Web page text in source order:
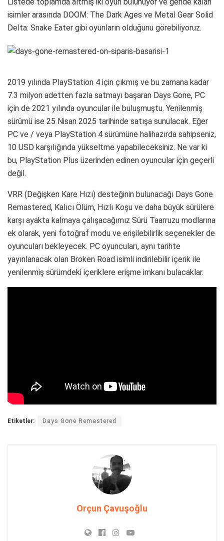
isimler arasında DOOM: The Dark Ages ve Metal Gear Solid
Delta: Snake Eater gibi oyunların olduğunu görebiliyoruz.
2019 yılında PlayStation 4 için çıkmış ve bu zamana kadar
7.3 milyon adetten fazla satmayı başaran Days Gone, PC
için de 2021 yılında oyuncular ile buluşmuştu. Yenilenmiş
sürümü ise 25 Nisan 2025 tarihinde satışa sunulacak. Eğer
PC ve / veya PlayStation 4 sürümüne halihazırda sahipseniz,
10 USD karşılığında yükseltme yapabileceksiniz. Ne var ki
bu, PlayStation Plus üzerinden edinen oyuncular için geçerli
değil.
VRR (Değişken Kare Hızı) desteğinin bulunacağı Days Gone
Remastered, Kalıcı Ölüm, Hızlı Koşu ve daha büyük sürülere
karşı ayakta kalmaya çalışacağımız Sürü Taarruzu modlarına
ek olarak, yeni fotoğraf modu ve erişilebilirlik seçenekler de
oyuncuları bekleyecek. PC oyuncuları, aynı tarihte
yayınlanacak olan Broken Road isimli indirilebilir içerik ile
yenilenmiş sürümdeki içeriklere erişme imkanı bulacaklar.
Etiketler: Days Gone Remastered
Orçun Çavuşoğlu